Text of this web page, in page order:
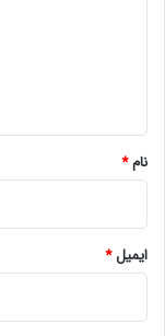
نام*
ایمیل*